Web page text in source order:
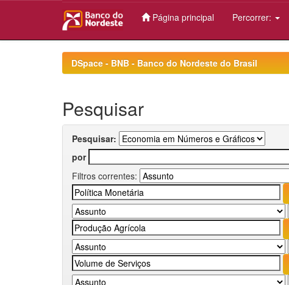
Página principal Percorrer:
DSpace - BNB - Banco do Nordeste do Brasil
Pesquisar
Pesquisar:
por
Filtros correntes: